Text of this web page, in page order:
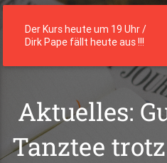
Der Kurs heute um 19 Uhr /
Dirk Pape fällt heute aus !!!
Die
menu
Aktuelles:
Tanztee